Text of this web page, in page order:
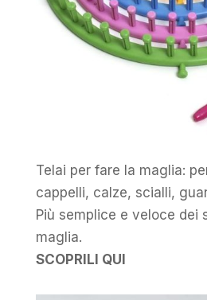
Telai per fare la maglia:
cappelli, calze, scialli,
Più semplice e veloce dei
maglia.
SCOPRILI QUI